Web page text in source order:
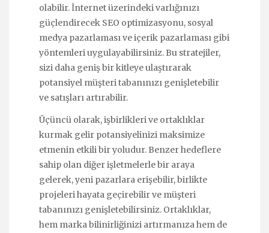
olabilir. İnternet üzerindeki varlığınızı
güçlendirecek SEO optimizasyonu, sosyal
medya pazarlaması ve içerik pazarlaması gibi
yöntemleri uygulayabilirsiniz. Bu stratejiler,
sizi daha geniş bir kitleye ulaştırarak
potansiyel müşteri tabanınızı genişletebilir
ve satışları artırabilir.
Üçüncü olarak, işbirlikleri ve ortaklıklar
kurmak gelir potansiyelinizi maksimize
etmenin etkili bir yoludur. Benzer hedeflere
sahip olan diğer işletmelerle bir araya
gelerek, yeni pazarlara erişebilir, birlikte
projeleri hayata geçirebilir ve müşteri
tabanınızı genişletebilirsiniz. Ortaklıklar,
hem marka bilinirliğinizi artırmanıza hem de